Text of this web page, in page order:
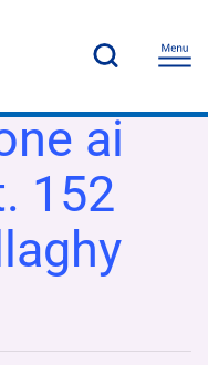
ai
152